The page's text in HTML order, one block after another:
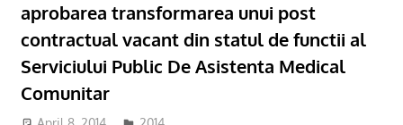
aprobarea transformarea unui post
contractual vacant din statul de functii al
Serviciului Public De Asistenta Medical
Comunitar